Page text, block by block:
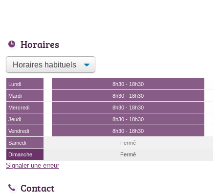
Horaires
Lundi
8h30 - 18h30
Mardi
8h30 - 18h30
Mercredi
8h30 - 18h30
Jeudi
8h30 - 18h30
Vendredi
8h30 - 18h30
Samedi
Fermé
Dimanche
Fermé
Signaler une erreur
Contact